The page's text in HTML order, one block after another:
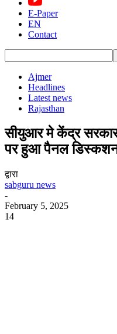
E-Paper
EN
Contact
Ajmer
Headlines
Latest news
Rajasthan
सीयुआर मे केंद्र सरकार
पर हुआ पैनल
द्वारा
sabguru news
-
February 5, 2025
14